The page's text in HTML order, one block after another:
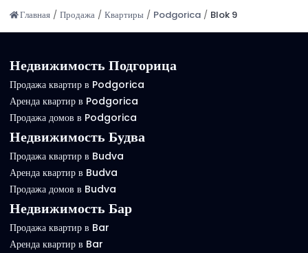
Главная / Продажа / Квартиры / Podgorica / Blok 9
Недвижимость Подгорица
Продажа квартир в Podgorica
Аренда квартир в Podgorica
Продажа домов в Podgorica
Недвижимость Будва
Продажа квартир в Budva
Аренда квартир в Budva
Продажа домов в Budva
Недвижимость Бар
Продажа квартир в Bar
Аренда квартир в Bar